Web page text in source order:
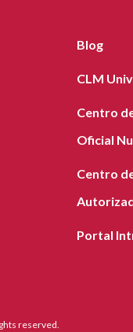
Blog
CLM
Centro
Oficial
Centro
Portal
reserved.